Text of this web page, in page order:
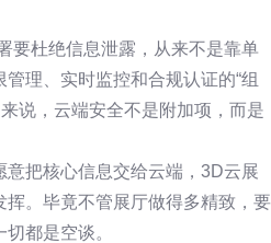
要杜绝信息泄露，从来不是靠单
理、实时监控和合规认证的“组
说，云端安全不是附加项，而是
意把核心信息交给云端，3D云展
挥。毕竟不管展厅做得多精致，要
都是空谈。